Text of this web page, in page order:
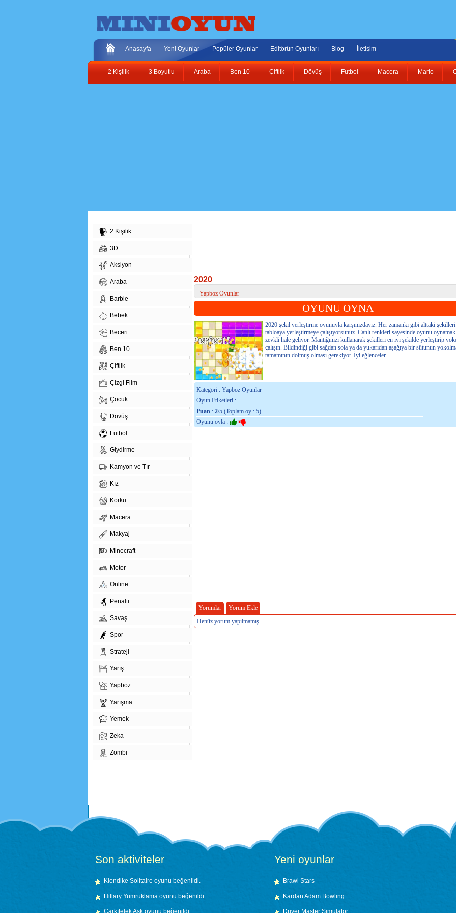
Anasayfa Yeni Oyunlar Popüler Oyunlar Editörün Oyunları Blog İletişim
2 Kişilik 3 Boyutlu Araba Ben 10 Çiftlik Dövüş Futbol Macera Mario
2 Kişilik
3D
Aksiyon
Araba
Barbie
Bebek
Beceri
Ben 10
Çiftlik
Çizgi Film
Çocuk
Dövüş
Futbol
Giydirme
Kamyon ve Tır
Kız
Korku
Macera
Makyaj
Minecraft
Motor
Online
Penaltı
Savaş
Spor
Strateji
Yarış
Yapboz
Yarışma
Yemek
Zeka
Zombi
2020
Yapboz Oyunlar
OYUNU OYNA
2020 şekil yerleştirme oyunuyla karşınızdayız. Her zamanki gibi alttaki
tabloaya yerleştirmeye çalışıyorsunuz. Canlı renkleri sayesinde oyunu
zevkli hale geliyor. Mantığınızı kullanarak şekilleri en iyi şekilde yerleştirip
çalışın. Bildindiği gibi sağdan sola ya da yukarıdan aşağıya bir sütunun
tamamının dolmuş olması gerekiyor. İyi eğlenceler.
Kategori : Yapboz Oyunlar
Oyun Etiketleri :
Puan : 2/5 (Toplam oy : 5)
Oyunu oyla :
Yorumlar
Yorum Ekle
Henüz yorum yapılmamış.
Son aktiviteler
Klondike Solitaire oyunu beğenildi.
Hillary Yumruklama oyunu beğenildi.
Çarkıfelek Aşk oyunu beğenildi.
Yeni oyunlar
Brawl Stars
Kardan Adam Bowling
Driver Master Simulator